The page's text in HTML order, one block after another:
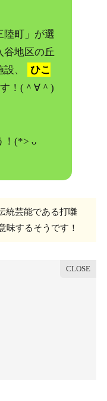
陸町」が選
谷地区の丘
、
ひこ
！(＾∀＾)
！(*> ᴗ
統芸能である打囃
味するそうです！